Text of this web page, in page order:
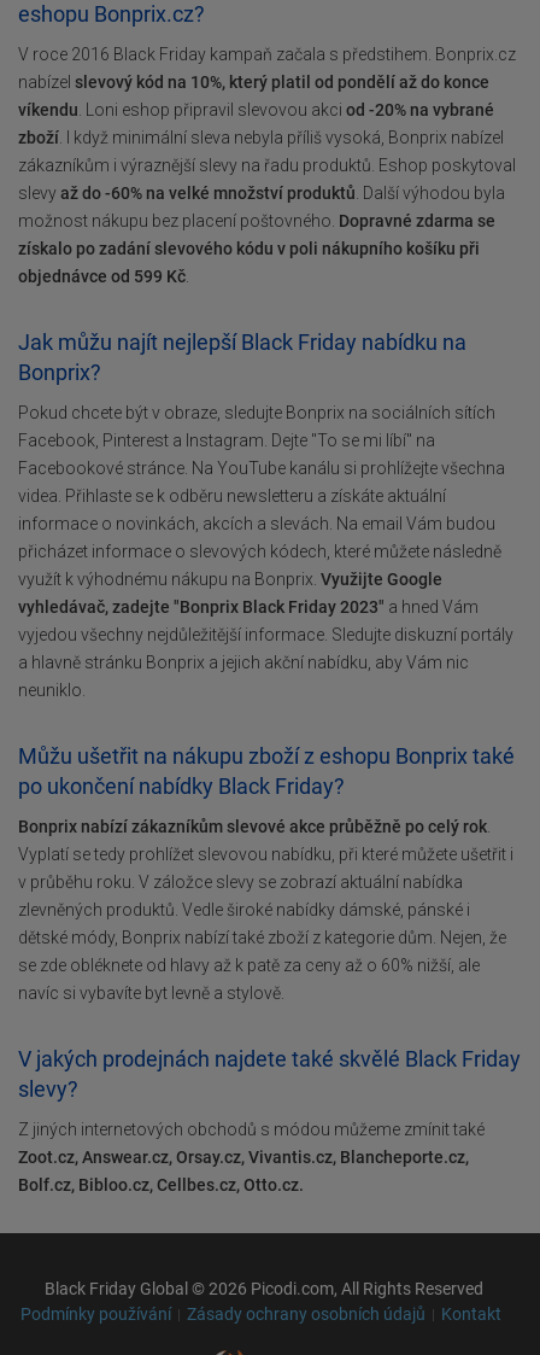
eshopu Bonprix.cz?
V roce 2016 Black Friday kampaň začala s předstihem. Bonprix.cz
nabízel slevový kód na 10%, který platil od pondělí až do konce
víkendu . Loni eshop připravil slevovou akci od -20% na vybrané
zboží . I když minimální sleva nebyla příliš vysoká, Bonprix nabízel
zákazníkům i výraznější slevy na řadu produktů. Eshop poskytoval
slevyaž do -60% na velké množství produktů . Další výhodou byla
možnost nákupu bez placení poštovného. Dopravné zdarma se
získalo po zadání slevového kódu v poli nákupního košíku při
objednávce od 599 Kč
Jak můžu najít nejlepší Black Friday nabídku na
Bonprix?
Pokud chcete být v obraze, sledujte Bonprix na sociálních sítích
Facebook, Pinterest a Instagram. Dejte "To se mi líbí" na
Facebookové stránce. Na YouTube kanálu si prohlížejte všechna
videa. Přihlaste se k odběru newsletteru a získáte aktuální
informace o novinkách, akcích a slevách. Na email Vám budou
přicházet informace o slevových kódech, které můžete následně
využít k výhodnému nákupu na Bonprix. Využijte Google
vyhledávač, zadejte "Bonprix Black Friday 2023" a hned Vám
vyjedou všechny nejdůležitější informace. Sledujte diskuzní portály
a hlavně stránku Bonprix a jejich akční nabídku, aby Vám nic
neuniklo.
Můžu ušetřit na nákupu zboží z eshopu Bonprix také
po ukončení nabídky Black Friday?
Bonprix nabízí zákazníkům slevové akce průběžně po celý rok
Vyplatí se tedy prohlížet slevovou nabídku, při které můžete ušetřit i
v průběhu roku. V záložce slevy se zobrazí aktuální nabídka
zlevněných produktů. Vedle široké nabídky dámské, pánské i
dětské módy, Bonprix nabízí také zboží z kategorie dům. Nejen, že
se zde obléknete od hlavy až k patě za ceny až o 60% nižší, ale
navíc si vybavíte byt levně a stylově.
V jakých prodejnách najdete také skvělé Black Friday
slevy?
Z jiných internetových obchodů s módou můžeme zmínit také
Zoot.cz, Answear.cz, Orsay.cz, Vivantis.cz, Blancheporte.cz,
Bolf.cz, Bibloo.cz, Cellbes.cz, Otto.cz.
Black Friday Global © 2026 Picodi.com, All Rights Reserved
Podmínky používání
Zásady ochrany osobních údajů Kontakt